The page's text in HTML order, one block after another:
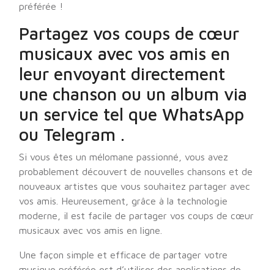
préférée !
Partagez vos coups de cœur
musicaux avec vos amis en
leur envoyant directement
une chanson ou un album via
un service tel que WhatsApp
ou Telegram .
Si vous êtes un mélomane passionné, vous avez
probablement découvert de nouvelles chansons et de
nouveaux artistes que vous souhaitez partager avec
vos amis. Heureusement, grâce à la technologie
moderne, il est facile de partager vos coups de cœur
musicaux avec vos amis en ligne.
Une façon simple et efficace de partager votre